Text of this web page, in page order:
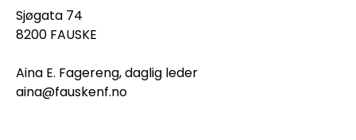
Sjøgata 74
8200 FAUSKE
Aina E. Fagereng, daglig leder
aina@fauskenf.no